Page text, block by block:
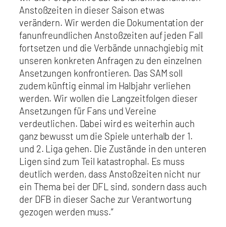
Anstoßzeiten in dieser Saison etwas
verändern. Wir werden die Dokumentation der
fanunfreundlichen Anstoßzeiten auf jeden Fall
fortsetzen und die Verbände unnachgiebig mit
unseren konkreten Anfragen zu den einzelnen
Ansetzungen konfrontieren. Das SAM soll
zudem künftig einmal im Halbjahr verliehen
werden. Wir wollen die Langzeitfolgen dieser
Ansetzungen für Fans und Vereine
verdeutlichen. Dabei wird es weiterhin auch
ganz bewusst um die Spiele unterhalb der 1.
und 2. Liga gehen. Die Zustände in den unteren
Ligen sind zum Teil katastrophal. Es muss
deutlich werden, dass Anstoßzeiten nicht nur
ein Thema bei der DFL sind, sondern dass auch
der DFB in dieser Sache zur Verantwortung
gezogen werden muss.“